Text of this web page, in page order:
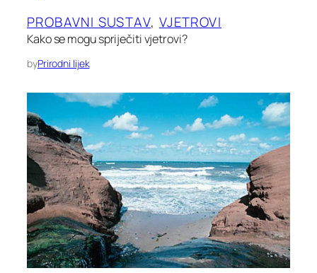
PROBAVNI SUSTAV, VJETROVI
Kako se mogu spriječiti vjetrovi?
byPrirodni lijek